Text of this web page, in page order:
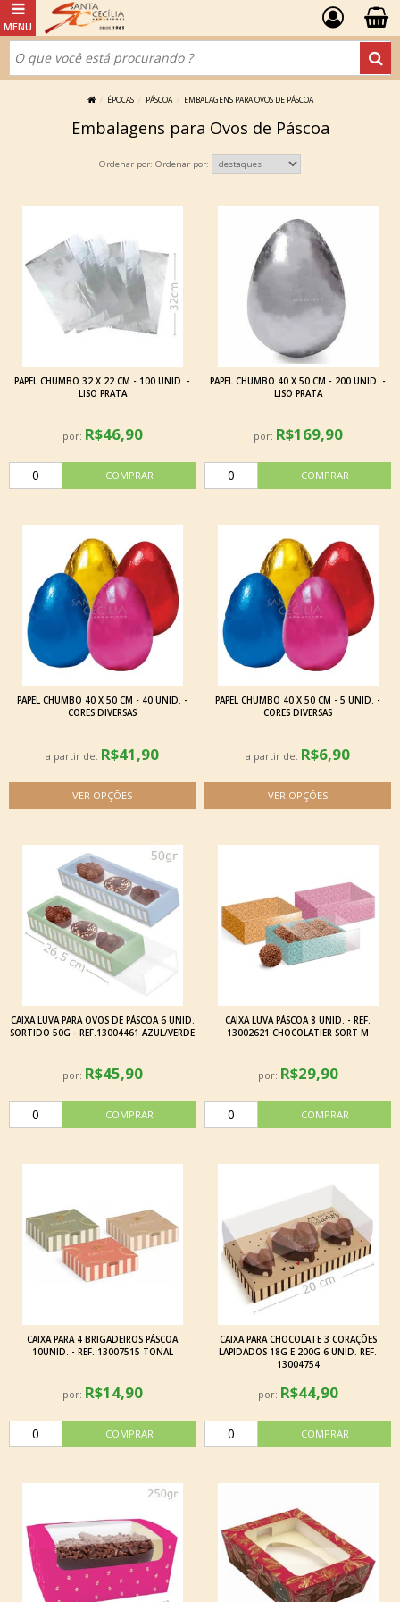
ÉPOCAS PÁSCOA EMBALAGENS PARA OVOS DE PÁSCOA
Embalagens para Ovos de Páscoa
Ordenar por:
PAPEL CHUMBO 32 X 22 CM - 100 UNID. -
LISO PRATA
por: R$46,90
PAPEL CHUMBO 40 X 50 CM - 200 UNID. -
LISO PRATA
por: R$169,90
PAPEL CHUMBO 40 X 50 CM - 40 UNID. -
CORES DIVERSAS
a partir de: R$41,90
PAPEL CHUMBO 40 X 50 CM - 5 UNID. -
CORES DIVERSAS
a partir de: R$6,90
CAIXA LUVA PARA OVOS DE PÁSCOA 6 UNID.
SORTIDO 50G - REF.13004461 AZUL/VERDE
por: R$45,90
CAIXA LUVA PÁSCOA 8 UNID. - REF.
13002621 CHOCOLATIER SORT M
por: R$29,90
CAIXA PARA 4 BRIGADEIROS PÁSCOA
10UNID. - REF. 13007515 TONAL
por: R$14,90
CAIXA PARA CHOCOLATE 3 CORAÇÕES
LAPIDADOS 18G E 200G 6 UNID. REF.
13004754
por: R$44,90